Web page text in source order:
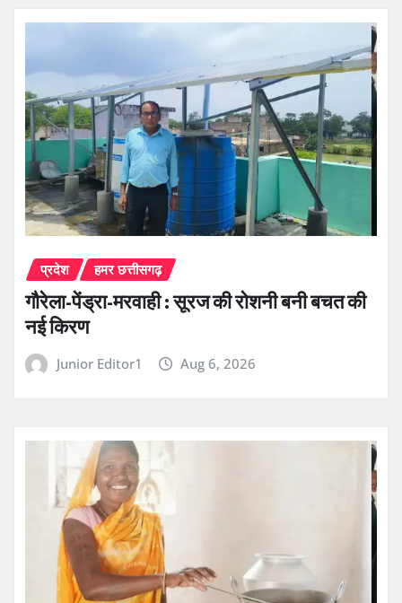
प्रदेश हमर छत्तीसगढ़
गौरेला-पेंड्रा-मरवाही : सूरज की रोशनी बनी बचत की
नई किरण
Junior Editor1 Aug 6, 2026